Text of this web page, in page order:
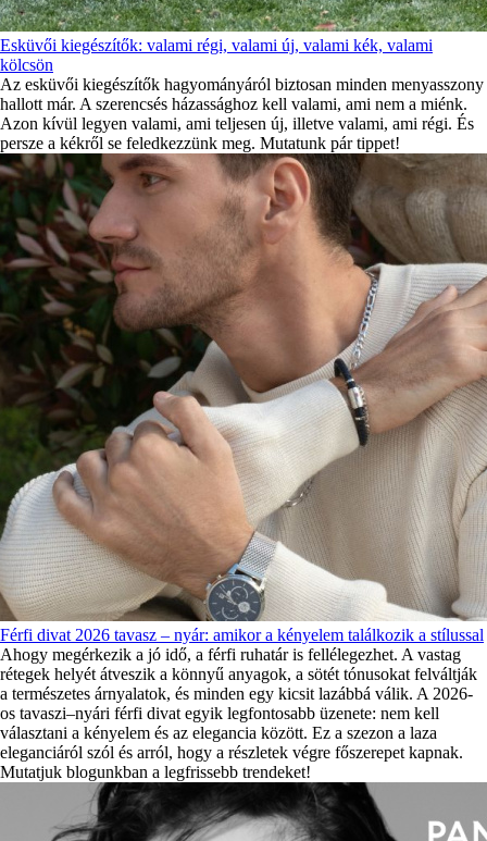
Esküvői kiegészítők: valami régi, valami új, valami kék, valami
kölcsön
Az esküvői kiegészítők hagyományáról biztosan minden menyasszony
hallott már. A szerencsés házassághoz kell valami, ami nem a miénk.
Azon kívül legyen valami, ami teljesen új, illetve valami, ami régi. És
persze a kékről se feledkezzünk meg. Mutatunk pár tippet!
Férfi divat 2026 tavasz – nyár: amikor a kényelem találkozik a stílussal
Ahogy megérkezik a jó idő, a férfi ruhatár is fellélegezhet. A vastag
rétegek helyét átveszik a könnyű anyagok, a sötét tónusokat felváltják
a természetes árnyalatok, és minden egy kicsit lazábbá válik. A 2026-
os tavaszi–nyári férfi divat egyik legfontosabb üzenete: nem kell
választani a kényelem és az elegancia között. Ez a szezon a laza
eleganciáról szól és arról, hogy a részletek végre főszerepet kapnak.
Mutatjuk blogunkban a legfrissebb trendeket!